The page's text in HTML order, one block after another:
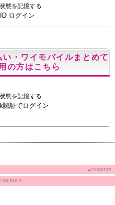
態を記憶する
・ワイモバイルまとめて
の方はこちら
態を記憶する
▲PAGETOP
MOBILE